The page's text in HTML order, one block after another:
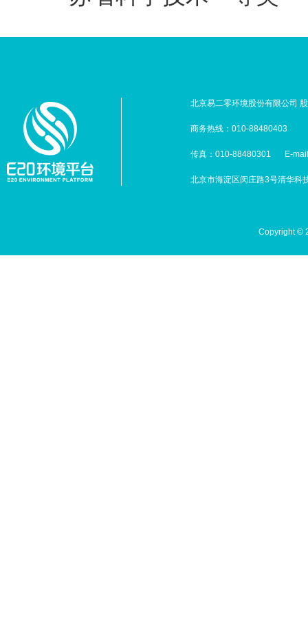
北京易二零环境股份有限公司
商务热线：010-88480403
传真：010-88480301 E-
北京市海淀区闵庄路3号清华科
Copyright ©